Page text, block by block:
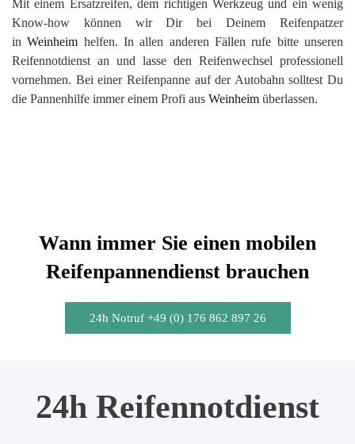
Mit einem Ersatzreifen, dem richtigen Werkzeug und ein wenig
Know-how können wir Dir bei Deinem Reifenpatzer
inWeinheim helfen. In allen anderen Fällen rufe bitte unseren
Reifennotdienst an und lasse den Reifenwechsel professionell
vornehmen. Bei einer Reifenpanne auf der Autobahn solltest Du
die Pannenhilfe immer einem Profi aus Weinheim überlassen.
Wann immer Sie einen mobilen
Reifenpannendienst brauchen
24h Notruf +49 (0) 176 862 897 26
24h Reifennotdienst